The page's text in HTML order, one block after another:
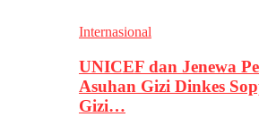
Internasional
UNICEF dan Jenewa
Asuhan Gizi Dinkes
Gizi…